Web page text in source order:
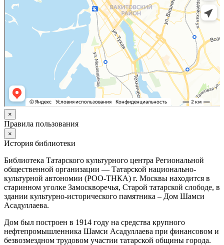
×
Правила пользования
×
История библиотеки
Библиотека Татарского культурного центра Региональной
общественной организации — Татарской национально-
культурной автономии (РОО-ТНКА) г. Москвы находится в
старинном уголке Замоскворечья, Старой татарской слободе, в
здании культурно-исторического памятника – Дом Шамси
Асадуллаева.
Дом был построен в 1914 году на средства крупного
нефтепромышленника Шамси Асадуллаева при финансовом и
безвозмездном трудовом участии татарской общины города.